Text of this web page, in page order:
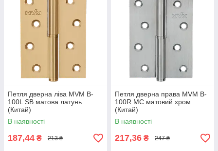
Петля дверна ліва MVM B-
100L SB матова латунь
(Китай)
В наявності
187,44 ₴ 213 ₴
Петля дверна права MVM B-
100R MC матовий хром
(Китай)
В наявності
217,36 ₴ 247 ₴